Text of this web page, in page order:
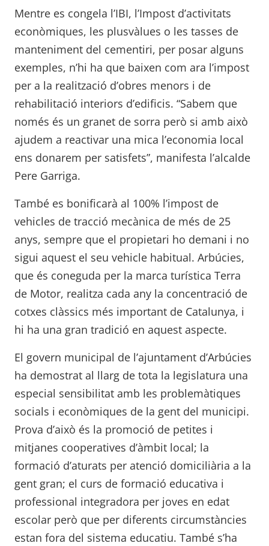
Mentre es congela l’IBI, l’Impost d’activitats
econòmiques, les plusvàlues o les tasses de
manteniment del cementiri, per posar alguns
exemples, n’hi ha que baixen com ara l’impost
per a la realització d’obres menors i de
rehabilitació interiors d’edificis. “Sabem que
només és un granet de sorra però si amb això
ajudem a reactivar una mica l’economia local
ens donarem per satisfets”, manifesta l’alcalde
Pere Garriga.
També es bonificarà al 100% l’impost de
vehicles de tracció mecànica de més de 25
anys, sempre que el propietari ho demani i no
sigui aquest el seu vehicle habitual. Arbúcies,
que és coneguda per la marca turística Terra
de Motor, realitza cada any la concentració de
cotxes clàssics més important de Catalunya, i
hi ha una gran tradició en aquest aspecte.
El govern municipal de l’ajuntament d’Arbúcies
ha demostrat al llarg de tota la legislatura una
especial sensibilitat amb les problemàtiques
socials i econòmiques de la gent del municipi.
Prova d’això és la promoció de petites i
mitjanes cooperatives d’àmbit local; la
formació d’aturats per atenció domiciliària a la
gent gran; el curs de formació educativa i
professional integradora per joves en edat
escolar però que per diferents circumstàncies
estan fora del sistema educatiu. També s’ha